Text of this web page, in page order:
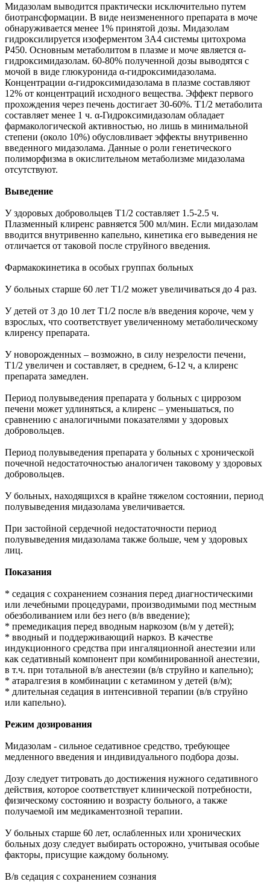
Мидазолам выводится практически исключительно путем
биотрансформации. В виде неизмененного препарата в моче
обнаруживается менее 1% принятой дозы. Мидазолам
гидроксилируется изоферментом 3А4 системы цитохрома
Р450. Основным метаболитом в плазме и моче является α-
гидроксимидазолам. 60-80% полученной дозы выводятся с
мочой в виде глюкуронида α-гидроксимидазолама.
Концентрации α-гидроксимидазолама в плазме составляют
12% от концентраций исходного вещества. Эффект первого
прохождения через печень достигает 30-60%. T1/2 метаболита
составляет менее 1 ч. α-Гидроксимидазолам обладает
фармакологической активностью, но лишь в минимальной
степени (около 10%) обусловливает эффекты внутривенно
введенного мидазолама. Данные о роли генетического
полиморфизма в окислительном метаболизме мидазолама
отсутствуют.
Выведение
У здоровых добровольцев T1/2 составляет 1.5-2.5 ч.
Плазменный клиренс равняется 500 мл/мин. Если мидазолам
вводится внутривенно капельно, кинетика его выведения не
отличается от таковой после струйного введения.
Фармакокинетика в особых группах больных
У больных старше 60 лет T1/2 может увеличиваться до 4 раз.
У детей от 3 до 10 лет T1/2 после в/в введения короче, чем у
взрослых, что соответствует увеличенному метаболическому
клиренсу препарата.
У новорожденных – возможно, в силу незрелости печени,
T1/2 увеличен и составляет, в среднем, 6-12 ч, а клиренс
препарата замедлен.
Период полувыведения препарата у больных с циррозом
печени может удлиняться, а клиренс – уменьшаться, по
сравнению с аналогичными показателями у здоровых
добровольцев.
Период полувыведения препарата у больных с хронической
почечной недостаточностью аналогичен таковому у здоровых
добровольцев.
У больных, находящихся в крайне тяжелом состоянии, период
полувыведения мидазолама увеличивается.
При застойной сердечной недостаточности период
полувыведения мидазолама также больше, чем у здоровых
лиц.
Показания
* седация с сохранением сознания перед диагностическими
или лечебными процедурами, производимыми под местным
обезболиванием или без него (в/в введение);
* премедикация перед вводным наркозом (в/м у детей);
* вводный и поддерживающий наркоз. В качестве
индукционного средства при ингаляционной анестезии или
как седативный компонент при комбинированной анестезии,
в т.ч. при тотальной в/в анестезии (в/в струйно и капельно);
* атаралгезия в комбинации с кетамином у детей (в/м);
* длительная седация в интенсивной терапии (в/в струйно
или капельно).
Режим дозирования
Мидазолам - сильное седативное средство, требующее
медленного введения и индивидуального подбора дозы.
Дозу следует титровать до достижения нужного седативного
действия, которое соответствует клинической потребности,
физическому состоянию и возрасту больного, а также
получаемой им медикаментозной терапии.
У больных старше 60 лет, ослабленных или хронических
больных дозу следует выбирать осторожно, учитывая особые
факторы, присущие каждому больному.
В/в седация с сохранением сознания